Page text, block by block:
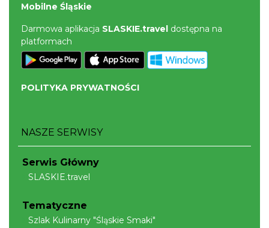
Mobilne Śląskie
Darmowa aplikacja SLASKIE.travel dostępna na
platformach
POLITYKA PRYWATNOŚCI
NASZE SERWISY
Serwis Główny
SLASKIE.travel
Tematyczne
Szlak Kulinarny "Śląskie Smaki"